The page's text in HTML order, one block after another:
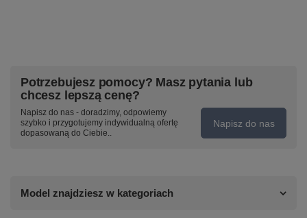
Potrzebujesz pomocy? Masz pytania lub
chcesz lepszą cenę?
Napisz do nas - doradzimy, odpowiemy
szybko i przygotujemy indywidualną ofertę
dopasowaną do Ciebie..
Napisz do nas
Model znajdziesz w kategoriach